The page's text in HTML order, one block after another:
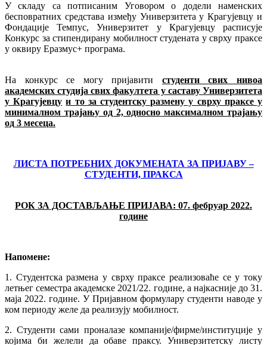
У складу са потписаним Уговором о додели наменских
бесповратних средстава између Универзитета у Крагујевцу и
Фондације Темпус, Универзитет у Крагујевцу расписује
Конкурс за стипендирану мобилност студената у сврху праксе
у оквиру Еразмус+ програма.
На конкурс се могу пријавити студентисвих нивоа
академских студија свих факултета у саставу Универзитета
у Крагујевцу и то за студентску размену у сврху праксе у
минималном трајању од 2, односно максималном трајању
од 3 месеца.
ЛИСТА ПОТРЕБНИХ ДОКУМЕНАТА ЗА ПРИЈАВУ –
СТУДЕНТИ, ПРАКСА
РОК ЗА ДОСТАВЉАЊЕ ПРИЈАВА: 07. фебруар 2022.
године
Напомене:
1. Студентска размена у сврху праксе реализоваће се у току
летњег семестра академске 2021/22. године, а најкасније до 31.
маја 2022. године. У Пријавном формулару студенти наводе у
ком периоду желе да реализују мобилност.
2. Студенти сами проналазе компаније/фирме/институције у
којима би желели да обаве праксу. Универзитетску листу